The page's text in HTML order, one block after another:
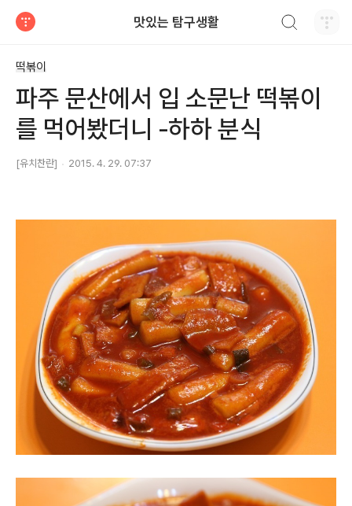
맛있는 탐구생활
떡볶이
파주 문산에서 입 소문난 떡볶이
를 먹어봤더니 -하하 분식
[유치찬란] 2015. 4. 29. 07:37